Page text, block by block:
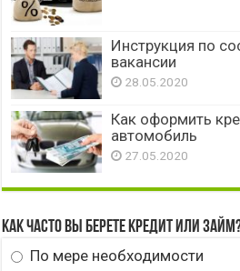
Инструкция по
вакансии
28.05.2020
Как оформить
автомобиль
27.05.2020
Как часто вы берете кредит или
По мере необходимости